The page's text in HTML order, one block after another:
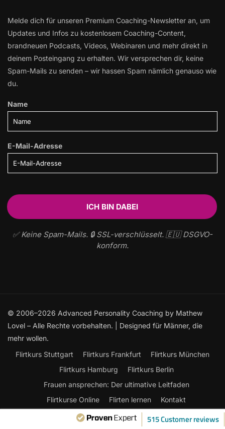
Melde dich für unseren Premium Coaching-Newsletter an, um
Updates und Infos zu kostenlosem Coaching-Content,
brandneuen Podcasts, Videos, Webinaren und mehr direkt in
deinem Posteingang zu erhalten. Wir versprechen dir, keine
Spam-Mails zu senden – wir hassen Spam nämlich genauso wie
du.
Name
E-Mail-Adresse
✅ Keine Spam-Mails. 🔒 SSL-verschlüsselt. 🇪🇺 DSGVO-
konform.
515 Customer reviews
© 2006–2026 Advanced Personality Coaching by Mathew
Lovel – Alle Rechte vorbehalten. | Designed für Männer, die
mehr wollen.
Flirtkurs Stuttgart
Flirtkurs Frankfurt
Flirtkurs München
Flirtkurs Hamburg
Flirtkurs Berlin
Frauen ansprechen: Der ultimative Leitfaden
Flirtkurse Online
Flirten lernen Kontakt